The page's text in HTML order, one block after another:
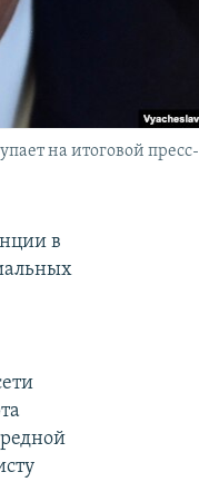
на итоговой пресс-
в